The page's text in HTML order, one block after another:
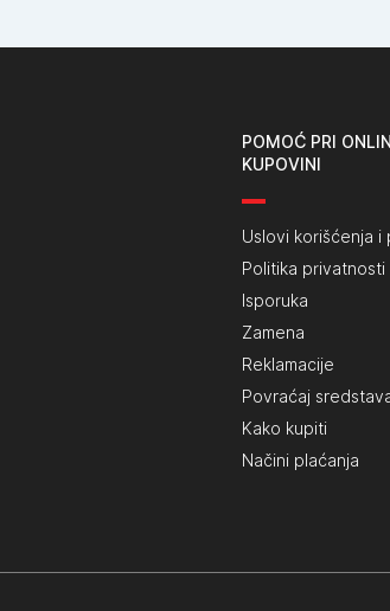
POMOĆ PRI
KUPOVINI
Uslovi korišćenja i
Politika privatnosti
Isporuka
Zamena
Reklamacije
Povraćaj
Kako kupiti
Načini plaćanja